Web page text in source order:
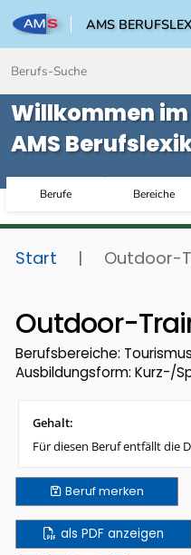
AMS
Willkommen im
AMS
Berufe Bereiche
Start | Outdoor-
Outdoor-
Berufsbereiche:
Ausbildungsform: Kurz-/
Gehalt:
Für diesen Beruf entfällt die
Berufmerken
als PDF anzeigen